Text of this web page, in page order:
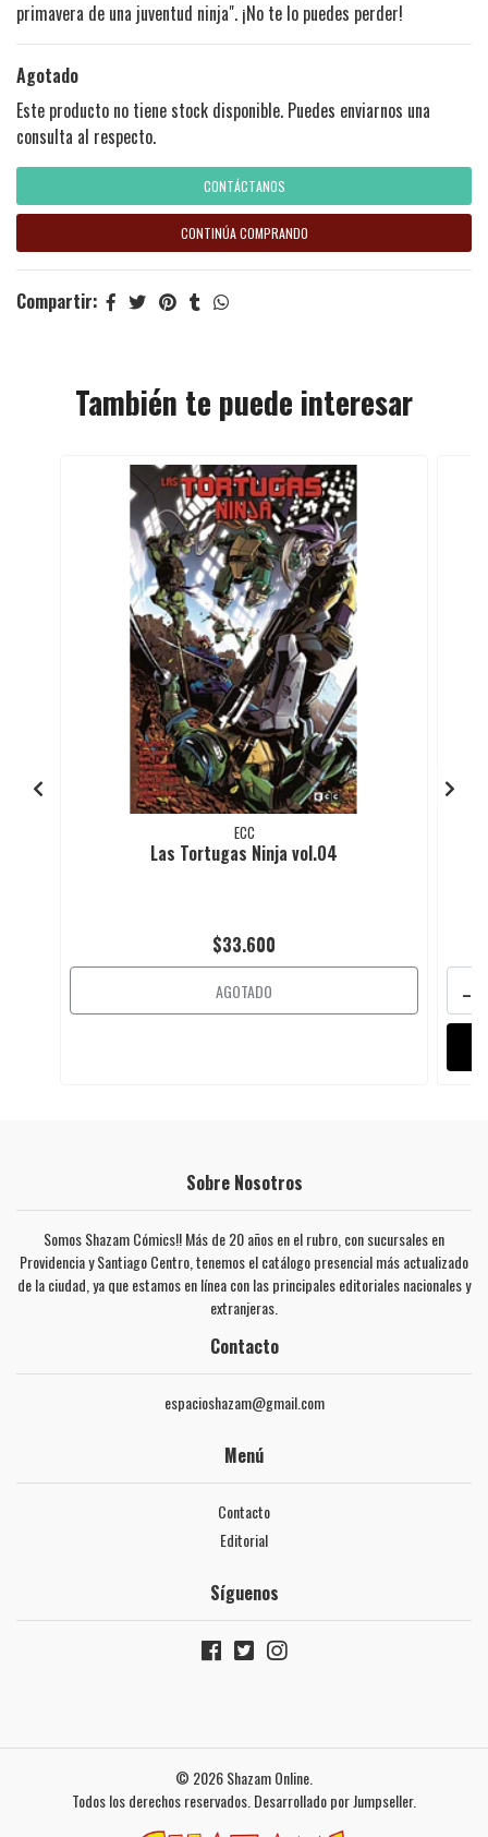
primavera de una juventud ninja". ¡No te lo puedes perder!
Agotado
Este producto no tiene stock disponible. Puedes enviarnos una
consulta al respecto.
CONTÁCTANOS
CONTINÚA COMPRANDO
Compartir:
También te puede interesar
ECC
Las Tortugas Ninja vol.04
$33.600
AGOTADO -
Sobre Nosotros
Somos Shazam Cómics!! Más de 20 años en el rubro, con sucursales en
Providencia y Santiago Centro, tenemos el catálogo presencial más actualizado
de la ciudad, ya que estamos en línea con las principales editoriales nacionales y
extranjeras.
Contacto
espacioshazam@gmail.com
Menú
Contacto
Editorial
Síguenos
© 2026 Shazam Online.
Todos los derechos reservados. Desarrollado por Jumpseller.